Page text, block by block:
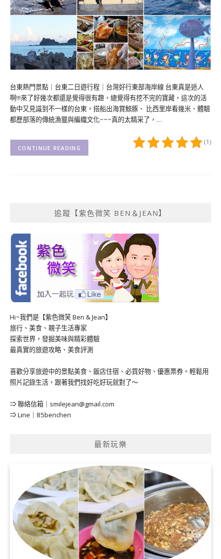
台東熱門景點｜台東二日遊行程｜台灣好行東部海岸線 台東真是迷人
啊!!!來了好幾次都還是覺得很有趣，總覺得有挖不完的寶藏，這次的活
動中又見識到不一樣的台東，搭船出海賞鯨豚、 比西里岸看幾米、體驗
都歷部落的傳統漁獵與編織文化~~~真的太精采了，…
(1)
CONTINUE READING
追蹤【紫色微笑 BEN＆JEAN】
Hi~我們是【紫色微笑 Ben & Jean】
旅行、美食、親子生活專家
探索世界，發掘美味與精彩體驗
最真實的旅遊攻略、美食評測
喜歡分享旅遊中的景點美食、飯店住宿、必買好物、優惠票券。輕鬆用
照片記錄生活，跟著我們找好吃好玩就對了～
⇒ 聯絡信箱｜ smilejean@gmail.com
⇒ Line｜85benchen
最新玩樂